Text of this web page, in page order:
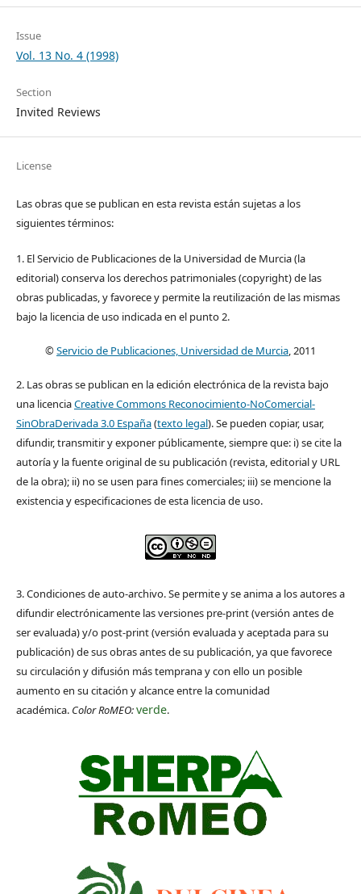
Issue
Vol. 13 No. 4 (1998)
Section
Invited Reviews
License
Las obras que se publican en esta revista están sujetas a los
siguientes términos:
1. El Servicio de Publicaciones de la Universidad de Murcia (la
editorial) conserva los derechos patrimoniales (copyright) de las
obras publicadas, y favorece y permite la reutilización de las mismas
bajo la licencia de uso indicada en el punto 2.
©Servicio de Publicaciones, Universidad de Murcia, 2011
2. Las obras se publican en la edición electrónica de la revista bajo
una licenciaCreative Commons Reconocimiento-NoComercial-
SinObraDerivada 3.0 España(texto legal). Se pueden copiar, usar,
difundir, transmitir y exponer públicamente, siempre que: i) se cite la
autoría y la fuente original de su publicación (revista, editorial y URL
de la obra); ii) no se usen para fines comerciales; iii) se mencione la
existencia y especificaciones de esta licencia de uso.
3. Condiciones de auto-archivo. Se permite y se anima a los autores a
difundir electrónicamente las versiones pre-print (versión antes de
ser evaluada) y/o post-print (versión evaluada y aceptada para su
publicación) de sus obras antes de su publicación, ya que favorece
su circulación y difusión más temprana y con ello un posible
aumento en su citación y alcance entre la comunidad
académica. Color RoMEO:verde.